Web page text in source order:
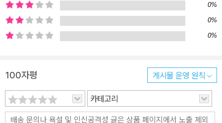
0%
0%
0%
100자평 게시물 운영 원칙
카테고리